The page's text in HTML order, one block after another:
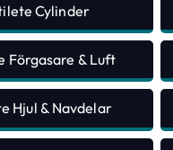
Cylinder
Förgasare & Luft
Hjul & Navdelar